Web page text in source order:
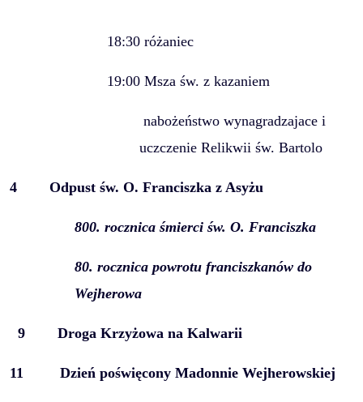
18:30 różaniec
19:00 Msza św. z kazaniem
nabożeństwo wynagradzajace i
uczczenie Relikwii św. Bartolo
4 Odpust św. O. Franciszka z Asyżu
800. rocznica śmierci św. O. Franciszka
80. rocznica powrotu franciszkanów do
Wejherowa
9 Droga Krzyżowa na Kalwarii
11 Dzień poświęcony Madonnie Wejherowskiej